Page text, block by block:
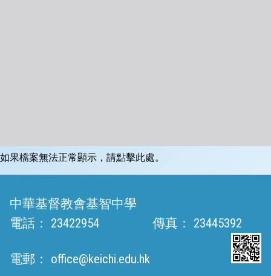
如果檔案無法正常顯示，請點擊此處。
中華基督教會基智中學
電話：
23422954 傳真： 23445392
電郵： office@keichi.edu.hk